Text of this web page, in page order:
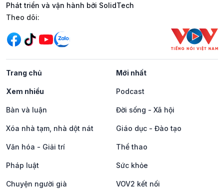
Phát triển và vận hành bởi SolidTech
Mạng xã hội
Theo dõi:
Trang chủ Mới nhất
Xem nhiều Podcast
Bàn và luận Đời sống - Xã hội
Xóa nhà tạm, nhà dột nát Giáo dục - Đào tạo
Văn hóa - Giải trí Thể thao
Pháp luật Sức khỏe
Chuyện người già VOV2 kết nối